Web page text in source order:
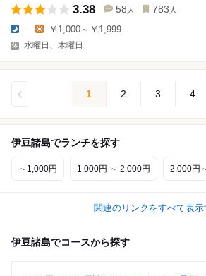
3.38 58 人 783 人
- ￥1,000～￥1,999
水曜日、木曜日
1 2 3 4
伊豆諸島でランチを探す
～1,000円 1,000円 ～ 2,000円 2,000円
関連のリンクをすべて表示
伊豆諸島でコースから探す